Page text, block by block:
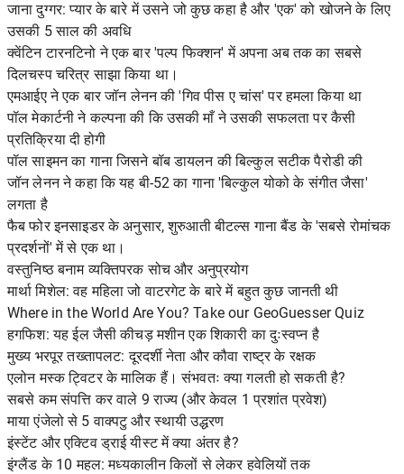
जाना दुग्गर: प्यार के बारे में उसने जो कुछ कहा है और 'एक' को खोजने के लिए
उसकी 5 साल की अवधि
क्वेंटिन टारनटिनो ने एक बार 'पल्प फिक्शन' में अपना अब तक का सबसे
दिलचस्प चरित्र साझा किया था।
एमआईए ने एक बार जॉन लेनन की 'गिव पीस ए चांस' पर हमला किया था
पॉल मेकार्टनी ने कल्पना की कि उसकी माँ ने उसकी सफलता पर कैसी
प्रतिक्रिया दी होगी
पॉल साइमन का गाना जिसने बॉब डायलन की बिल्कुल सटीक पैरोडी की
जॉन लेनन ने कहा कि यह बी-52 का गाना 'बिल्कुल योको के संगीत जैसा'
लगता है
फैब फोर इनसाइडर के अनुसार, शुरुआती बीटल्स गाना बैंड के 'सबसे रोमांचक
प्रदर्शनों' में से एक था।
वस्तुनिष्ठ बनाम व्यक्तिपरक सोच और अनुप्रयोग
मार्था मिशेल: वह महिला जो वाटरगेट के बारे में बहुत कुछ जानती थी
Where in the World Are You? Take our GeoGuesser Quiz
हगफिश: यह ईल जैसी कीचड़ मशीन एक शिकारी का दुःस्वप्न है
मुख्य भरपूर तख्तापलट: दूरदर्शी नेता और कौवा राष्ट्र के रक्षक
एलोन मस्क ट्विटर के मालिक हैं। संभवतः क्या गलती हो सकती है?
सबसे कम संपत्ति कर वाले 9 राज्य (और केवल 1 प्रशांत प्रवेश)
माया एंजेलो से 5 वाक्पटु और स्थायी उद्धरण
इंस्टेंट और एक्टिव ड्राई यीस्ट में क्या अंतर है?
इंग्लैंड के 10 महल: मध्यकालीन किलों से लेकर हवेलियों तक